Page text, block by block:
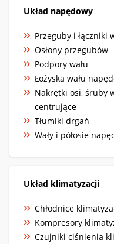
Układ napędowy
Przeguby i łączniki
Osłony przegubów
Podpory wału
Łożyska wału
Nakrętki osi, śruby
centrujące
Tłumiki drgań
Wały i półosie
Układ klimatyzacji
Chłodnice
Kompresory
Czujniki ciśnienia